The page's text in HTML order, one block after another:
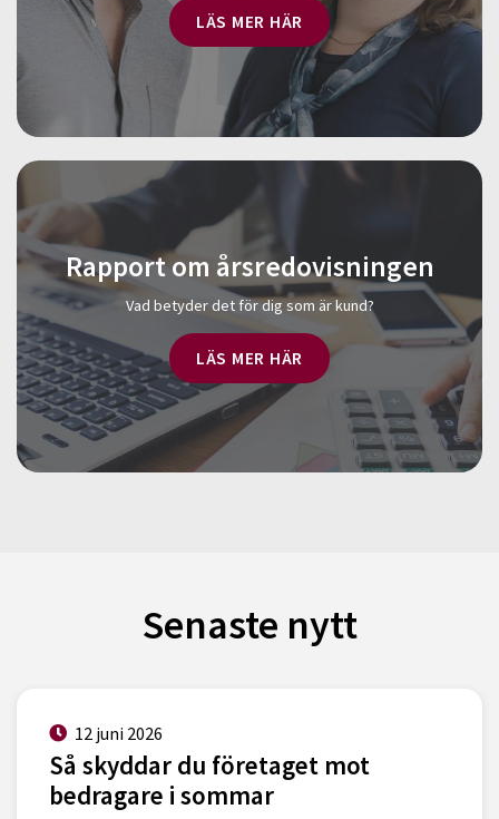
LÄS MER HÄR
Rapport om årsredovisningen
Vad betyder det för dig som är kund?
LÄS MER HÄR
Senaste nytt
12 juni 2026
Så skyddar du företaget mot
bedragare i sommar